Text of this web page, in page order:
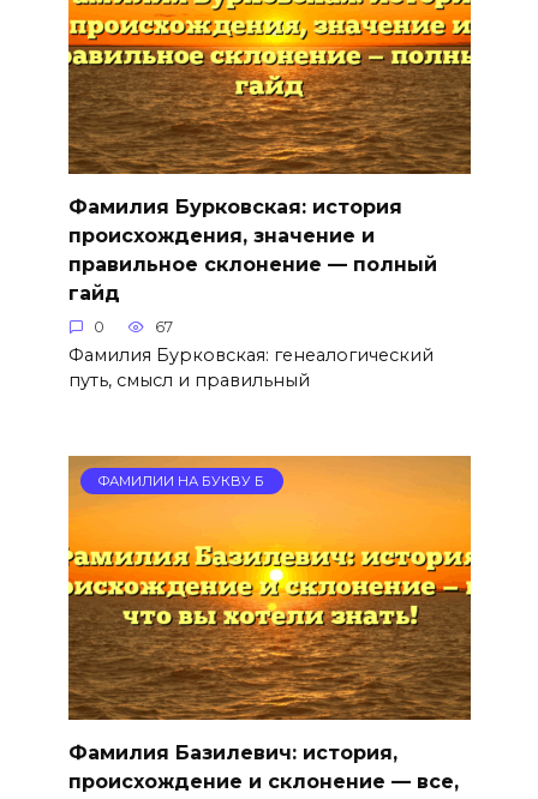
Фамилия Бурковская: история
происхождения, значение и
правильное склонение — полный
гайд
0 67
Фамилия Бурковская: генеалогический
путь, смысл и правильный
ФАМИЛИИ НА БУКВУ Б
Фамилия Базилевич: история,
происхождение и склонение — все,